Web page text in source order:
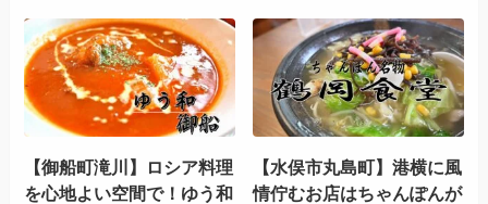
【御船町滝川】ロシア料理
を心地よい空間で！ゆう和
【水俣市丸島町】港横に風
情佇むお店はちゃんぽんが